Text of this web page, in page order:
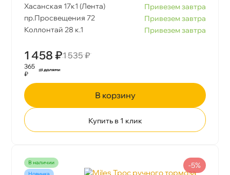
Хасанская 17к1 (Лента)
Привезем завтра
пр.Просвещения 72
Привезем завтра
Коллонтай 28 к.1
Привезем завтра
1 458 ₽1 535 ₽
365
₽
корзину
Купить в 1 клик
наличии
-5%